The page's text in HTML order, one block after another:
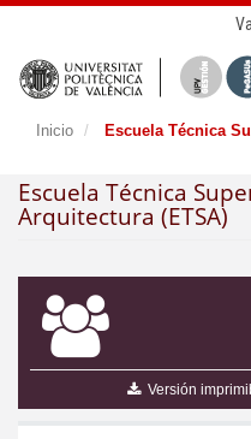
Inicio Escuela Técnica
Escuela Técnica
Arquitectura (ETSA)
Versión